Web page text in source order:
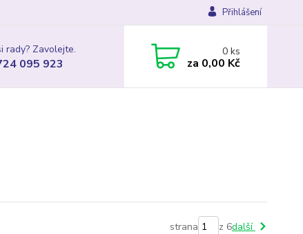
Přihlášení
rady? Zavolejte.
095 923
0ks
za 0,00 Kč
strana z 6další